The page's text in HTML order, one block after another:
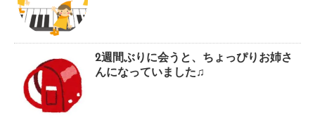
2週間ぶりに会うと、ちょっぴりお姉さ
んになっていました♫